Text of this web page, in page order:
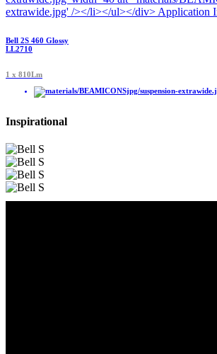
Bell 2S 460 Glossy
LL2710
1 x 810Lm
Inspirational